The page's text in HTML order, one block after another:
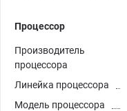
Процессор
Производитель
процессора
Линейка процессора
Модель процессора